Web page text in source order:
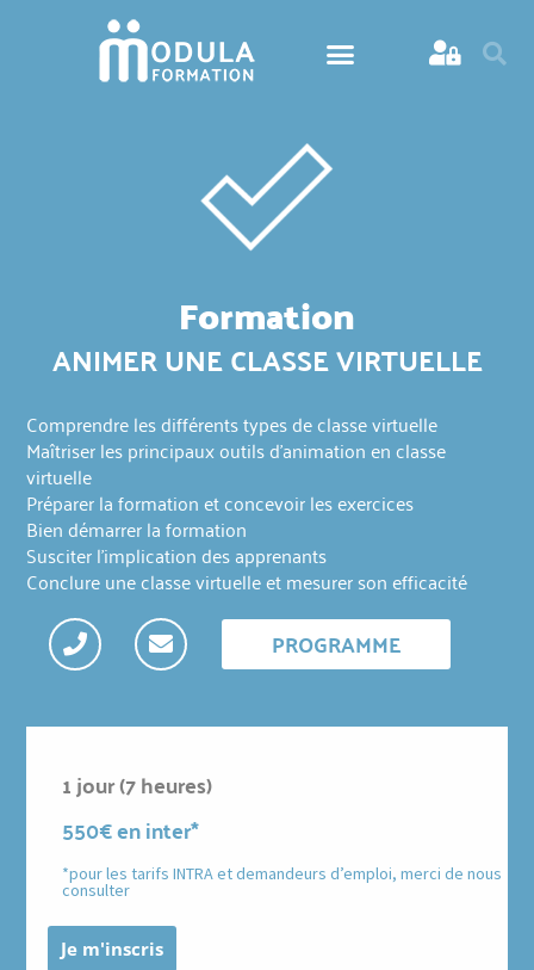
Formation
ANIMER UNE CLASSE VIRTUELLE
Comprendre les différents types de classe virtuelle
Maîtriser les principaux outils d'animation en classe
virtuelle
Préparer la formation et concevoir les exercices
Bien démarrer la formation
Susciter l'implication des apprenants
Conclure une classe virtuelle et mesurer son efficacité
PROGRAMME
1 jour (7 heures)
550€ en inter*
*pour les tarifs INTRA et demandeurs d’emploi, merci de nous
consulter
Je m'inscris